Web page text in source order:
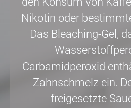
Nikotin oder
Das Bleaching-Gel,
Carbamidperoxid
Zahnschmelz ein.
freigesetzte